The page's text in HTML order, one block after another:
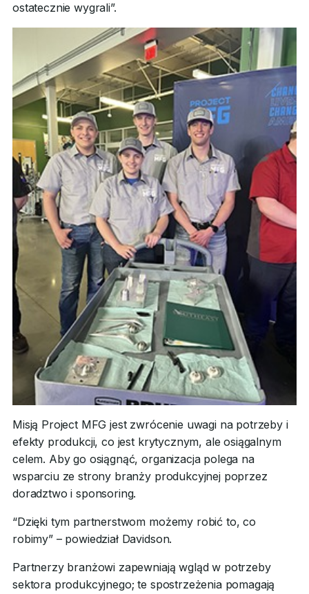
ostatecznie wygrali”.
Misją Project MFG jest zwrócenie uwagi na potrzeby i
efekty produkcji, co jest krytycznym, ale osiągalnym
celem. Aby go osiągnąć, organizacja polega na
wsparciu ze strony branży produkcyjnej poprzez
doradztwo i sponsoring.
“Dzięki tym partnerstwom możemy robić to, co
robimy” – powiedział Davidson.
Partnerzy branżowi zapewniają wgląd w potrzeby
sektora produkcyjnego; te spostrzeżenia pomagają